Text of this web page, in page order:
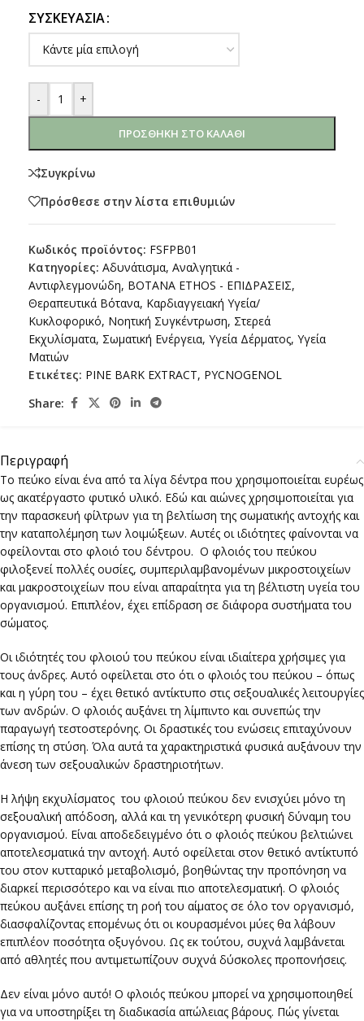
ΣΥΣΚΕΥΑΣΊΑ
- +
ΠΡΟΣΘΉΚΗ ΣΤΟ ΚΑΛΆΘΙ
Συγκρίνω
Πρόσθεσε στην λίστα επιθυμιών
Κωδικός προϊόντος: FSFPB01
Κατηγορίες: Αδυνάτισμα, Αναλγητικά -
Αντιφλεγμονώδη, ΒΟΤΑΝΑ ETHOS - ΕΠΙΔΡΑΣΕΙΣ,
Θεραπευτικά Βότανα, Καρδιαγγειακή Υγεία/
Κυκλοφορικό, Νοητική Συγκέντρωση, Στερεά
Εκχυλίσματα, Σωματική Ενέργεια, Υγεία Δέρματος, Υγεία
Ματιών
Ετικέτες: PINE BARK EXTRACT, PYCNOGENOL
Share:
Περιγραφή
Το πεύκο είναι ένα από τα λίγα δέντρα που χρησιμοποιείται ευρέως
ως ακατέργαστο φυτικό υλικό. Εδώ και αιώνες χρησιμοποιείται για
την παρασκευή φίλτρων για τη βελτίωση της σωματικής αντοχής και
την καταπολέμηση των λοιμώξεων. Αυτές οι ιδιότητες φαίνονται να
οφείλονται στο φλοιό του δέντρου. Ο φλοιός του πεύκου
φιλοξενεί πολλές ουσίες, συμπεριλαμβανομένων μικροστοιχείων
και μακροστοιχείων που είναι απαραίτητα για τη βέλτιστη υγεία του
οργανισμού. Επιπλέον, έχει επίδραση σε διάφορα συστήματα του
σώματος.
Οι ιδιότητές του φλοιού του πεύκου είναι ιδιαίτερα χρήσιμες για
τους άνδρες. Αυτό οφείλεται στο ότι ο φλοιός του πεύκου – όπως
και η γύρη του – έχει θετικό αντίκτυπο στις σεξουαλικές λειτουργίες
των ανδρών. Ο φλοιός αυξάνει τη λίμπιντο και συνεπώς την
παραγωγή τεστοστερόνης. Οι δραστικές του ενώσεις επιταχύνουν
επίσης τη στύση. Όλα αυτά τα χαρακτηριστικά φυσικά αυξάνουν την
άνεση των σεξουαλικών δραστηριοτήτων.
Η λήψη εκχυλίσματος του φλοιού πεύκου δεν ενισχύει μόνο τη
σεξουαλική απόδοση, αλλά και τη γενικότερη φυσική δύναμη του
οργανισμού. Είναι αποδεδειγμένο ότι ο φλοιός πεύκου βελτιώνει
αποτελεσματικά την αντοχή. Αυτό οφείλεται στον θετικό αντίκτυπό
του στον κυτταρικό μεταβολισμό, βοηθώντας την προπόνηση να
διαρκεί περισσότερο και να είναι πιο αποτελεσματική. Ο φλοιός
πεύκου αυξάνει επίσης τη ροή του αίματος σε όλο τον οργανισμό,
διασφαλίζοντας επομένως ότι οι κουρασμένοι μύες θα λάβουν
επιπλέον ποσότητα οξυγόνου. Ως εκ τούτου, συχνά λαμβάνεται
από αθλητές που αντιμετωπίζουν συχνά δύσκολες προπονήσεις.
Δεν είναι μόνο αυτό! Ο φλοιός πεύκου μπορεί να χρησιμοποιηθεί
για να υποστηρίξει τη διαδικασία απώλειας βάρους. Πώς γίνεται